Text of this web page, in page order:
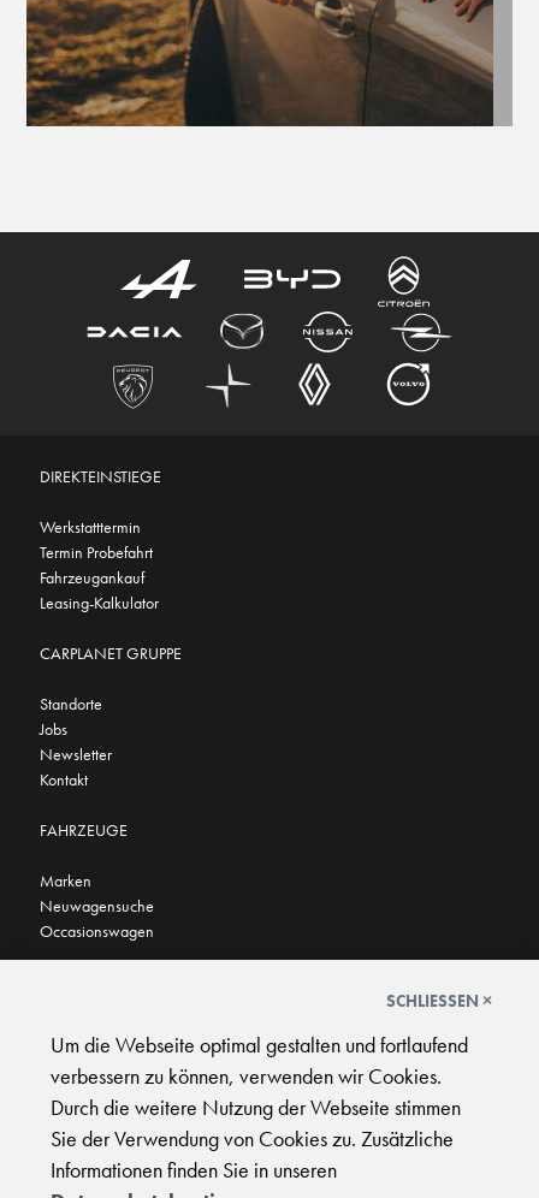
DIREKTEINSTIEGE
Werkstatttermin
Termin Probefahrt
Fahrzeugankauf
Leasing-Kalkulator
CARPLANET GRUPPE
Standorte
Jobs
Newsletter
Kontakt
FAHRZEUGE
Marken
Neuwagensuche
Occasionswagen
AGB|Impressum|Datenschutz|Support
SCHLIESSEN ×
Um die Webseite optimal gestalten und fortlaufend
verbessern zu können, verwenden wir Cookies.
Durch die weitere Nutzung der Webseite stimmen
Sie der Verwendung von Cookies zu. Zusätzliche
Informationen finden Sie in unseren